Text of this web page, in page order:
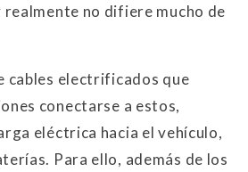
no difiere mucho de
cables electrificados que
conectarse a estos,
eléctrica hacia el vehículo,
Para ello, además de los